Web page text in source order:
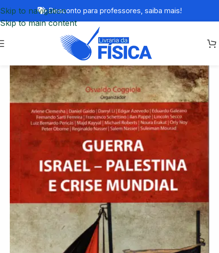
Skip to navigation
Skip to main content
Desconto para professores, saiba mais!